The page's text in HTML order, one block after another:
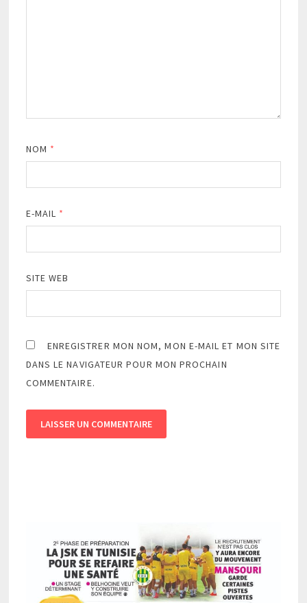
NOM *
E-MAIL *
SITE WEB
ENREGISTRER MON NOM, MON E-MAIL ET MON SITE
DANS LE NAVIGATEUR POUR MON PROCHAIN
COMMENTAIRE.